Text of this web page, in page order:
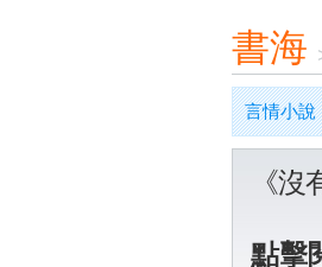
書海
言情小說
《
點擊